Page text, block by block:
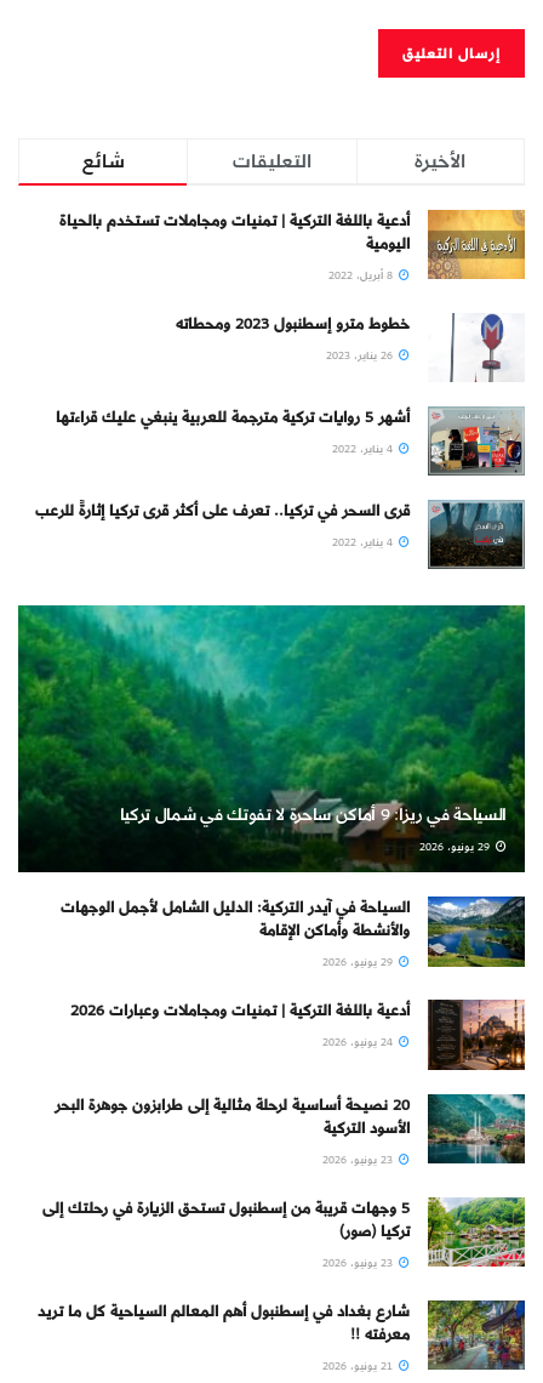
شائع التعليقات الأخيرة
أدعية باللغة التركية | تمنيات ومجاملات تستخدم بالحياة
اليومية
خطوط مترو إسطنبول 2023 ومحطاته
أشهر 5 روايات تركية مترجمة للعربية ينبغي عليك قراءتها
قرى السحر في تركيا.. تعرف على أكثر قرى تركيا إثارةً للرعب
السياحة في ريزا: 9 أماكن ساحرة لا تفوتك في شمال تركيا
السياحة في آيدر التركية: الدليل الشامل لأجمل الوجهات
والأنشطة وأماكن الإقامة
أدعية باللغة التركية | تمنيات ومجاملات وعبارات 2026
20 نصيحة أساسية لرحلة مثالية إلى طرابزون جوهرة البحر
الأسود التركية
5 وجهات قريبة من إسطنبول تستحق الزيارة في رحلتك إلى
تركيا (صور)
شارع بغداد في إسطنبول أهم المعالم السياحية كل ما تريد
معرفته !!